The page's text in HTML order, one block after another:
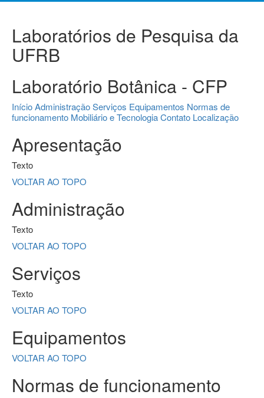
Laboratórios de Pesquisa da
UFRB
Laboratório Botânica - CFP
InícioAdministraçãoServiços Equipamentos Normas de
funcionamento Mobiliário e TecnologiaContato Localização
Apresentação
Texto
VOLTAR AO TOPO
Administração
Texto
VOLTAR AO TOPO
Serviços
Texto
VOLTAR AO TOPO
Equipamentos
VOLTAR AO TOPO
Normas de funcionamento